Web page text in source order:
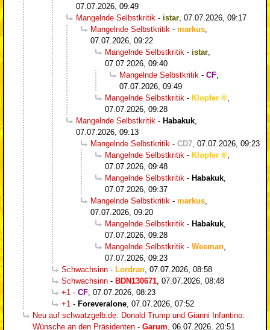
07.07.2026, 09:49
Mangelnde Selbstkritik - istar 07.07.2026, 09:17
Mangelnde Selbstkritik - markus
07.07.2026, 09:22
Mangelnde Selbstkritik - istar
07.07.2026, 09:40
Mangelnde Selbstkritik - CF
07.07.2026, 09:49
Mangelnde Selbstkritik - Klopfer
07.07.2026, 09:28
Mangelnde Selbstkritik - Habakuk
07.07.2026, 09:13
Mangelnde Selbstkritik - CD7 07.07.2026, 09:23
Mangelnde Selbstkritik - Klopfer
07.07.2026, 09:48
Mangelnde Selbstkritik - Habakuk
07.07.2026, 09:37
Mangelnde Selbstkritik - markus
07.07.2026, 09:20
Mangelnde Selbstkritik - Habakuk
07.07.2026, 09:28
Mangelnde Selbstkritik - Weeman
07.07.2026, 09:23
Schwachsinn - Lordran 07.07.2026, 08:58
Schwachsinn - BDN130671 07.07.2026, 08:48
+1 - CF 07.07.2026, 08:23
+1 - Foreveralone 07.07.2026, 07:52
Neu auf schwatzgelb.de: Donald Trump und Gianni Infantino:
Wünsche an den Präsidenten - Garum 06.07.2026, 20:51